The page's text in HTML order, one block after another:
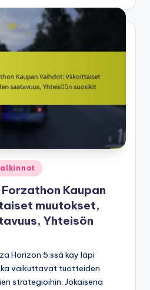
Kaupan
muutokset,
Yhteisön
Horizon 5:ssä käy läpi
vaikuttavat tuotteiden
strategioihin. Jokaisena